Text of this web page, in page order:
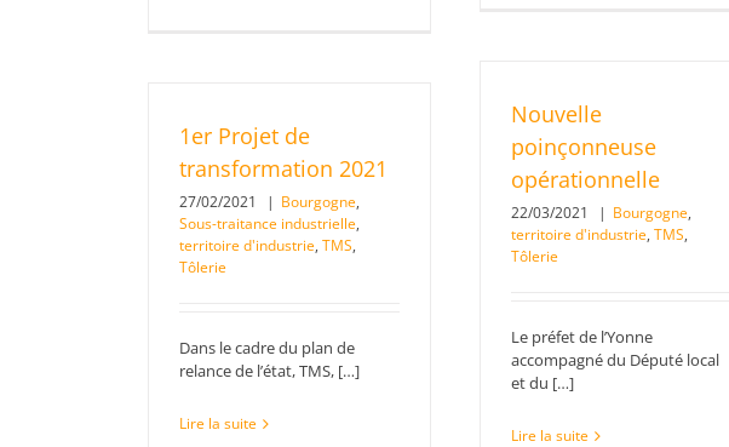
Nouvelle
poinçonneuse
opérationnelle
22/03/2021 | Bourgogne,
territoire d'industrie, TMS,
Tôlerie
Le préfet de l’Yonne
accompagné du Député local
et du […]
Lire la suite
1er Projet de
transformation 2021
27/02/2021 | Bourgogne,
Sous-traitance industrielle,
territoire d'industrie, TMS,
Tôlerie
Dans le cadre du plan de
relance de l’état, TMS, […]
Lire la suite